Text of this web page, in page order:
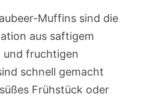
Muffins sind die
aus saftigem
und fruchtigen
schnell gemacht
Frühstück oder